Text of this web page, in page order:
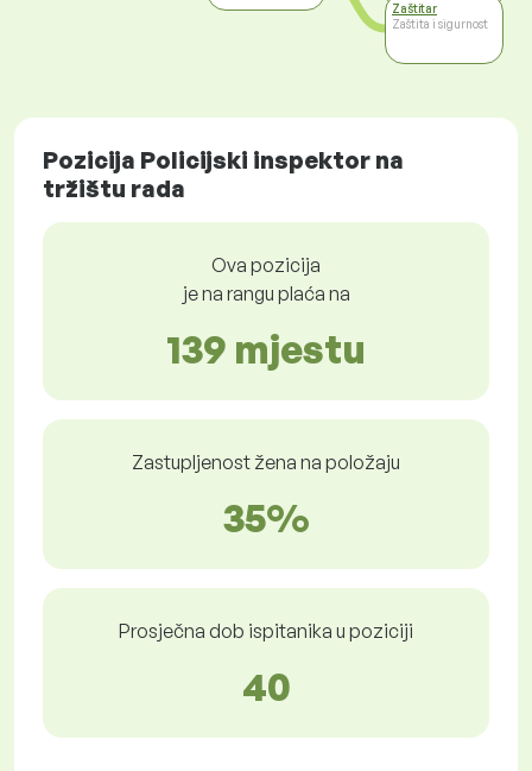
Zaštitar
Zaštita i sigurnost
Pozicija Policijski inspektor na
tržištu rada
Ova pozicija
je na rangu plaća na
139 mjestu
Zastupljenost žena na položaju
35%
Prosječna dob ispitanika u poziciji
40